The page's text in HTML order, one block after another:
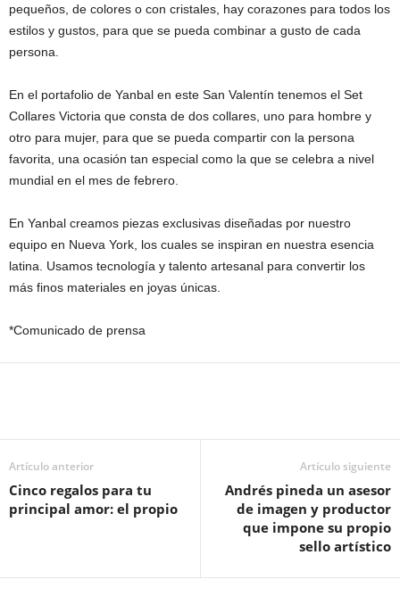
pequeños, de colores o con cristales, hay corazones para todos los
estilos y gustos, para que se pueda combinar a gusto de cada
persona.
En el portafolio de Yanbal en este San Valentín tenemos el Set
Collares Victoria que consta de dos collares, uno para hombre y
otro para mujer, para que se pueda compartir con la persona
favorita, una ocasión tan especial como la que se celebra a nivel
mundial en el mes de febrero.
En Yanbal creamos piezas exclusivas diseñadas por nuestro
equipo en Nueva York, los cuales se inspiran en nuestra esencia
latina. Usamos tecnología y talento artesanal para convertir los
más finos materiales en joyas únicas.
*Comunicado de prensa
Artículo anterior
Cinco regalos para tu
principal amor: el propio
Artículo siguiente
Andrés pineda un asesor
de imagen y productor
que impone su propio
sello artístico